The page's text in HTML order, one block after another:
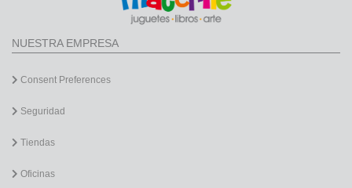
NUESTRA EMPRESA
Consent Preferences
Seguridad
Tiendas
Oficinas